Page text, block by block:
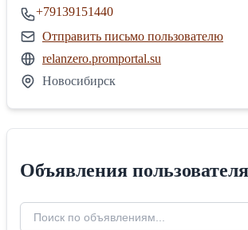
+79139151440
Отправить письмо пользователю
relanzero.promportal.su
Новосибирск
Объявления пользователя